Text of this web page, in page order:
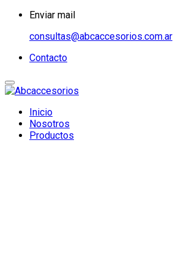
Enviar mail
consultas@abcaccesorios.com.ar
Contacto
Inicio
Nosotros
Productos